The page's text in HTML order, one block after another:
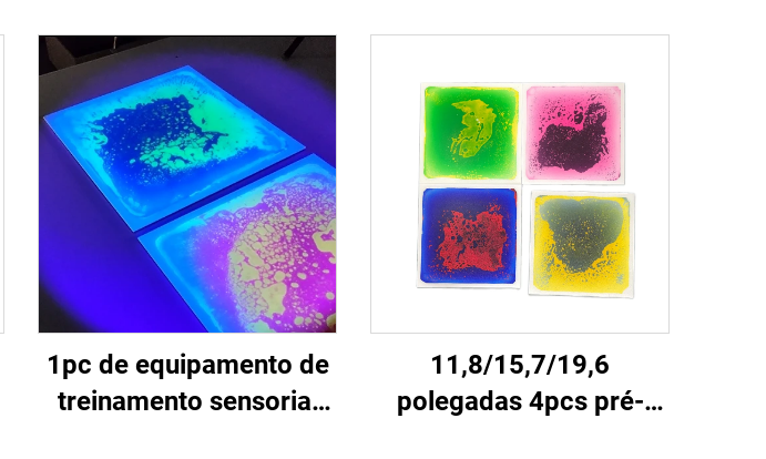
1pc de equipamento de
treinamento sensorial
11,8/15,7/19,6
polegadas 4pcs pré-